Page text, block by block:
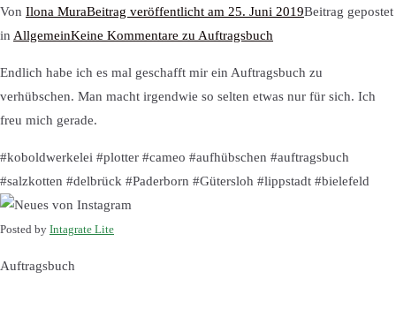
Von Ilona MuraBeitrag veröffentlicht am 25. Juni 2019Beitrag gepostet
in AllgemeinKeine Kommentare zu Auftragsbuch
Endlich habe ich es mal geschafft mir ein Auftragsbuch zu
verhübschen. Man macht irgendwie so selten etwas nur für sich. Ich
freu mich gerade.
#koboldwerkelei #plotter #cameo #aufhübschen #auftragsbuch
#salzkotten #delbrück #Paderborn #Gütersloh #lippstadt #bielefeld
Posted by Intagrate Lite
Auftragsbuch